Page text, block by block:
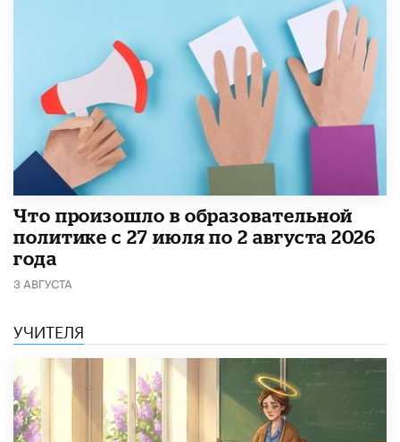
​Что произошло в образовательной
политике с 27 июля по 2 августа 2026
года
3 АВГУСТА
УЧИТЕЛЯ